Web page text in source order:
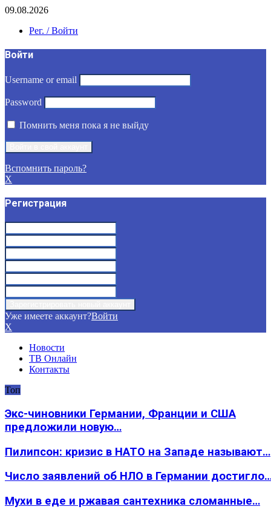
09.08.2026
Рег. / Войти
Войти
Username or email
Password
Помнить меня пока я не выйду
Вспомнить пароль?
X
Регистрация
Уже имеете аккаунт?Войти
X
Новости
ТВ Онлайн
Контакты
Топ
Экс-чиновники Германии, Франции и США
предложили новую…
Пилипсон: кризис в НАТО на Западе называют…
Число заявлений об НЛО в Германии
Мухи в еде и ржавая сантехника сломанные…